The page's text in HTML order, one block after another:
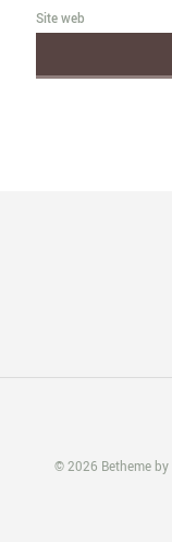
Site web
© 2026 Betheme by